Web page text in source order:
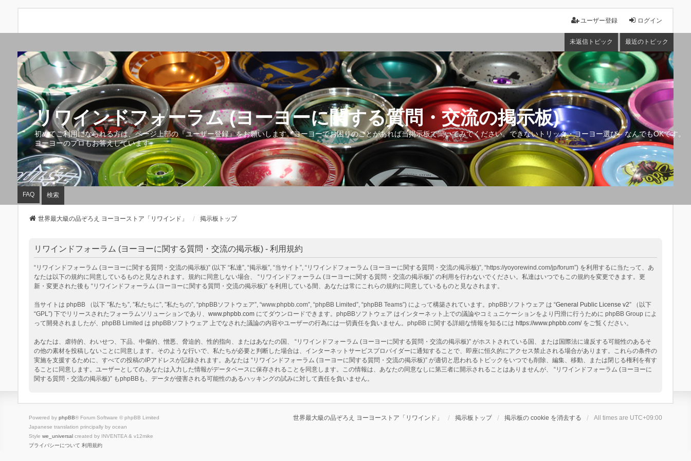
ログイン
ユーザー登録
未返信トピック 最近のトピック
リワインドフォーラム (ヨーヨーに関する質問・交流の掲示板)
初めてご利用になられる方は、ページ上部の『ユーザー登録』をお願いします。ヨーヨーでお困りのことがあれば当掲示板で聞いてみてください。できないトリック・ヨーヨー選び、なんでもOKです。
ヨーヨーのプロもお答えしています。
FAQ 検索
世界最大級の品ぞろえ ヨーヨーストア「リワインド」 掲示板トップ
リワインドフォーラム (ヨーヨーに関する質問・交流の掲示板) - 利用規約
“リワインドフォーラム (ヨーヨーに関する質問・交流の掲示板)” (以下 “私達”, “掲示板”, “当サイト”, “リワインドフォーラム (ヨーヨーに関する質問・交流の掲示板)”, “https://yoyorewind.com/jp/forum”) を利用するに当たって、あ
なたは以下の規約に同意しているものと見なされます。規約に同意しない場合、 “リワインドフォーラム (ヨーヨーに関する質問・交流の掲示板)” の利用を行わないでください。私達はいつでもこの規約を変更できます。更
新・変更された後も “リワインドフォーラム (ヨーヨーに関する質問・交流の掲示板)” を利用している間、あなたは常にこれらの規約に同意しているものと見なされます。
当サイトは phpBB （以下 ”私たち”, ”私たちに”, ”私たちの”, “phpBBソフトウェア”, “www.phpbb.com”, “phpBB Limited”, “phpBB Teams”) によって構築されています。phpBBソフトウェア は “General Public License v2” （以下
“GPL”) 下でリリースされたフォーラムソリューションであり、 www.phpbb.comにてダウンロードできます。phpBBソフトウェア はインターネット上での議論やコミュニケーションをより円滑に行うために phpBB Group によ
って開発されましたが、phpBB Limited は phpBBソフトウェア 上でなされた議論の内容やユーザーの行為には一切責任を負いません。phpBB に関する詳細な情報を知るには https://www.phpbb.com/をご覧ください。
あなたは、虐待的、わいせつ、下品、中傷的、憎悪、脅迫的、性的指向、またはあなたの国、 “リワインドフォーラム (ヨーヨーに関する質問・交流の掲示板)” がホストされている国、または国際法に違反する可能性のあるそ
の他の素材を投稿しないことに同意します。そのような行いで、私たちが必要と判断した場合は、インターネットサービスプロバイダーに通知することで、即座に恒久的にアクセス禁止される場合があります。これらの条件の
実施を支援するために、すべての投稿のIPアドレスが記録されます。あなたは “リワインドフォーラム (ヨーヨーに関する質問・交流の掲示板)” が適切と思われるトピックをいつでも削除、編集、移動、または閉じる権利を有す
ることに同意します。ユーザーとしてのあなたは入力した情報がデータベースに保存されることを同意します。この情報は、あなたの同意なしに第三者に開示されることはありませんが、 “リワインドフォーラム (ヨーヨーに
関する質問・交流の掲示板)” もphpBBも、データが侵害される可能性のあるハッキングの試みに対して責任を負いません。
世界最大級の品ぞろえ ヨーヨーストア「リワインド」 掲示板トップ 掲示板の cookie を消去する All times are UTC+09:00
Powered by phpBB® Forum Software © phpBB Limited
Japanese translation principally by ocean
Style we_universalcreated by INVENTEA & v12mike
プライバシーについて 利用規約